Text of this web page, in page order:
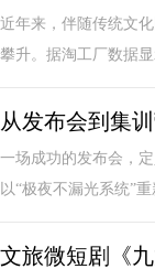
近年来，伴随传统文
攀升。据淘工厂数据
从发布会到集
一场成功的发布会，
以“极夜不漏光系统”
文旅微短剧《